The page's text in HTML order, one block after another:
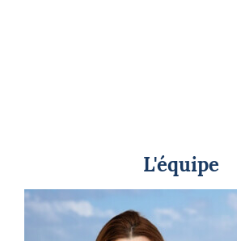
L'équipe